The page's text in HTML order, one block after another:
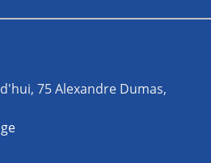
75 Alexandre Dumas,